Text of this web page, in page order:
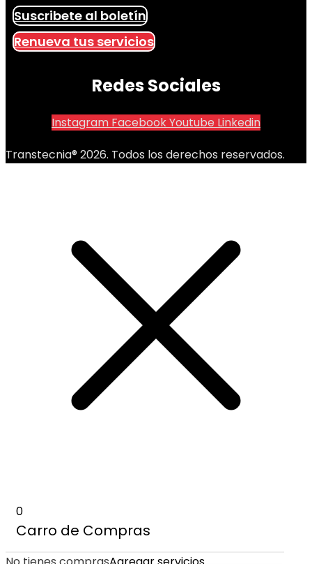
Suscribete al boletín
Renueva tus servicios
Redes Sociales
Instagram FacebookYoutube Linkedin
Transtecnia® 2026. Todos los derechos reservados.
0
Carro de Compras